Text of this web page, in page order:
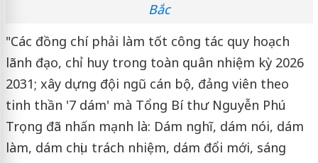
Bắc
"Các đồng chí phải làm tốt công tác quy hoạch
lãnh đạo, chỉ huy trong toàn quân nhiệm kỳ 2026
2031; xây dựng đội ngũ cán bộ, đảng viên theo
tinh thần '7 dám' mà Tổng Bí thư Nguyễn Phú
Trọng đã nhấn mạnh là: Dám nghĩ, dám nói, dám
làm, dám chịu trách nhiệm, dám đổi mới, sáng